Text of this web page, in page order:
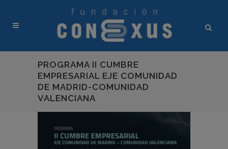
PROGRAMA II CUMBRE
EMPRESARIAL EJE COMUNIDAD
DE MADRID-COMUNIDAD
VALENCIANA